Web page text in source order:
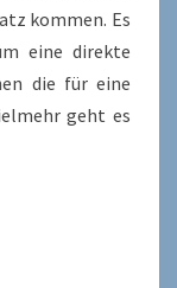
kommen. Es
eine direkte
die für eine
geht es